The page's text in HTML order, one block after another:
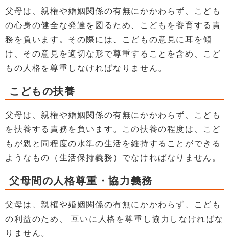
父母は、親権や婚姻関係の有無にかかわらず、こども
の心身の健全な発達を図るため、こどもを養育する責
務を負います。その際には、こどもの意見に耳を傾
け、その意見を適切な形で尊重することを含め、こど
もの人格を尊重しなければなりません。
こどもの扶養
父母は、親権や婚姻関係の有無にかかわらず、こども
を扶養する責務を負います。この扶養の程度は、こど
もが親と同程度の水準の生活を維持することができる
ようなもの（生活保持義務）でなければなりません。
父母間の人格尊重・協力義務
父母は、親権や婚姻関係の有無にかかわらず、こども
の利益のため、 互いに人格を尊重し協力しなければな
りません。